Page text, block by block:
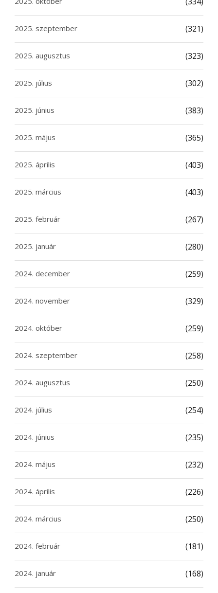
2025. szeptember (321)
2025. augusztus (323)
2025. július (302)
2025. június (383)
2025. május (365)
2025. április (403)
2025. március (403)
2025. február (267)
2025. január (280)
2024. december (259)
2024. november (329)
2024. október (259)
2024. szeptember (258)
2024. augusztus (250)
2024. július (254)
2024. június (235)
2024. május (232)
2024. április (226)
2024. március (250)
2024. február (181)
2024. január (168)